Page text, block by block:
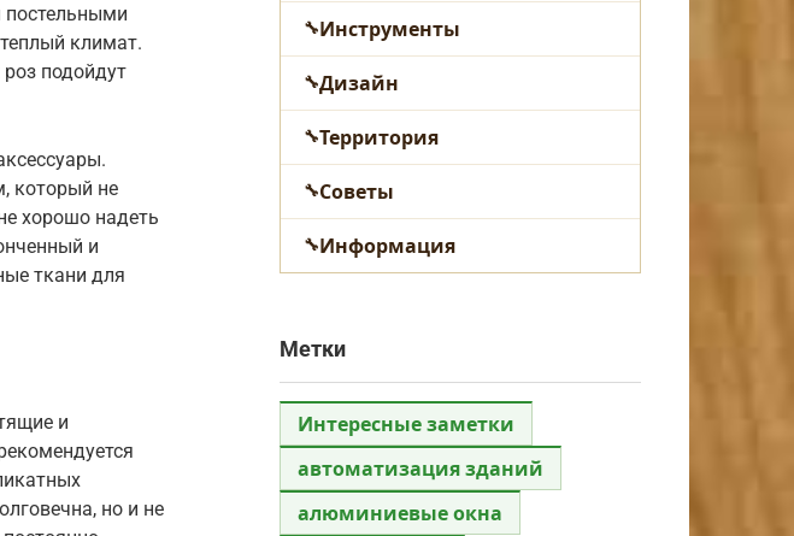
постельными
климат.
подойдут
который не
хорошо надеть
и
ткани для
и
но и не
Инструменты
Дизайн
Территория
Советы
Информация
Метки
Интересные заметки
автоматизация зданий
алюминиевые окна